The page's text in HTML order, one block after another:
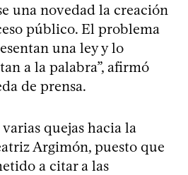
una novedad la creación
público. El problema
una ley y lo
a la palabra”, afirmó
de prensa.
quejas hacia la
Argimón, puesto que
a citar a las